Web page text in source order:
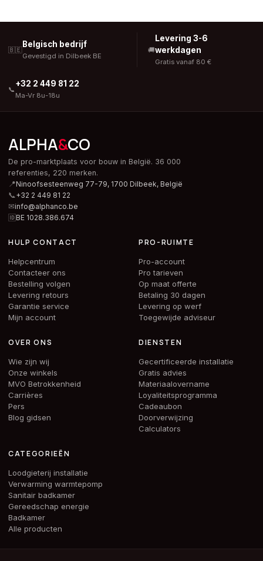
🇧🇪
Belgisch bedrijf
Gevestigd in Dilbeek BE
🚚
Levering 3-6
werkdagen
Gratis vanaf 80 €
📞
+32 2 449 81 22
Ma-Vr 8u-18u
ALPHA&CO
De pro-marktplaats voor bouw in België. 36 000
referenties, 220 merken.
📍Ninoofsesteenweg 77-79, 1700 Dilbeek, België
📞+32 2 449 81 22
✉info@alphanco.be
🆔BE 1028.386.674
HULP CONTACT
Helpcentrum
Contacteer ons
Bestelling volgen
Levering retours
Garantie service
Mijn account
PRO-RUIMTE
Pro-account
Pro tarieven
Op maat offerte
Betaling 30 dagen
Levering op werf
Toegewijde adviseur
OVER ONS
Wie zijn wij
Onze winkels
MVO Betrokkenheid
Carrières
Pers
Blog gidsen
DIENSTEN
Gecertificeerde installatie
Gratis advies
Materiaalovername
Loyaliteitsprogramma
Cadeaubon
Doorverwijzing
Calculators
CATEGORIEËN
Loodgieterij installatie
Verwarming warmtepomp
Sanitair badkamer
Gereedschap energie
Badkamer
Alle producten